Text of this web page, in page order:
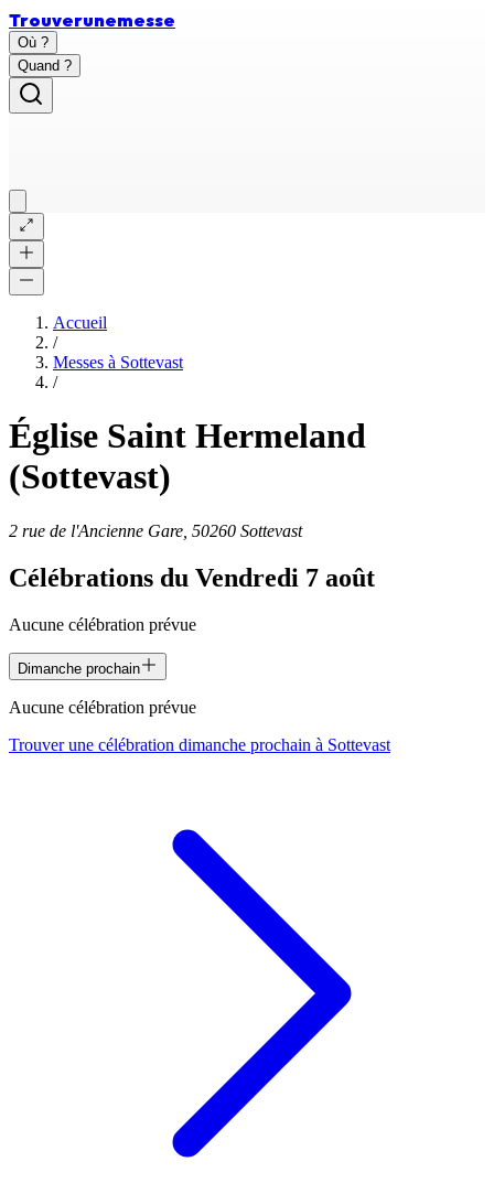
Trouverunemesse
Où ?
Quand ?
Accueil
/
Messes à Sottevast
/
Église Saint Hermeland
(Sottevast)
2 rue de l'Ancienne Gare, 50260 Sottevast
Célébrations du Vendredi 7 août
Aucune célébration prévue
Dimanche prochain
Aucune célébration prévue
Trouver une célébration dimanche prochain à Sottevast